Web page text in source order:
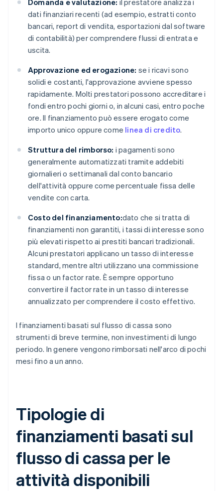
Domanda e valutazione: il prestatore analizza i
dati finanziari recenti (ad esempio, estratti conto
bancari, report di vendita, esportazioni dal software
di contabilità) per comprendere flussi di entrata e
uscita.
Approvazione ed erogazione: se i ricavi sono
solidi e costanti, l'approvazione avviene spesso
rapidamente. Molti prestatori possono accreditare i
fondi entro pochi giorni o, in alcuni casi, entro poche
ore. Il finanziamento può essere erogato come
importo unico oppure come linea di credito.
Struttura del rimborso: i pagamenti sono
generalmente automatizzati tramite addebiti
giornalieri o settimanali dal conto bancario
dell'attività oppure come percentuale fissa delle
vendite con carta.
Costo del finanziamento:dato che si tratta di
finanziamenti non garantiti, i tassi di interesse sono
più elevati rispetto ai prestiti bancari tradizionali.
Alcuni prestatori applicano un tasso di interesse
standard, mentre altri utilizzano una commissione
fissa o un factor rate. È sempre opportuno
convertire il factor rate in un tasso di interesse
annualizzato per comprendere il costo effettivo.
I finanziamenti basati sul flusso di cassa sono
strumenti di breve termine, non investimenti di lungo
periodo. In genere vengono rimborsati nell'arco di pochi
mesi fino a un anno.
Tipologie di
finanziamenti basati sul
flusso di cassa per le
attività disponibili